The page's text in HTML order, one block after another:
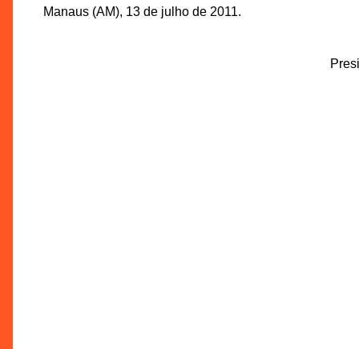
Manaus (AM), 13 de julho de 2011.